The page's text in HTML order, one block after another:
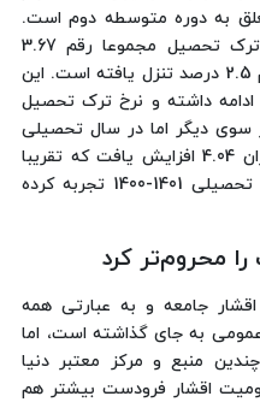
به دوره متوسطه دوم است.
در سال تحصیلی 1399-1398 نرخ ترک تحصیل مجموعا رقم 3.67
درصد بوده که در سال بعدی به رقم 2.5 درصد تنزل یافته است. این
داشته و نرخ ترک تحصیل
از سوی دیگر اما در سال تحصیلی
1402-1401 نرخ ترک تحصیل به میزان 4.04 افزایش یافت که تقریبا
رشدی دو برابری را نسبت به سال تحصیلی 1401-1400 تجربه کرده
محروم‌تر کرد
جامعه و به عبارتی همه
به جای گذاشته است، اما
منبع و مرکز معتبر دنیا
اقشار فرودست بیشتر هم